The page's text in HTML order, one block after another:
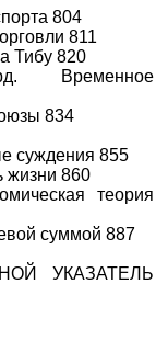
804
811
Тибу 820
Временное
834
суждения 855
жизни 860
теория
суммой 887
УКАЗАТЕЛЬ